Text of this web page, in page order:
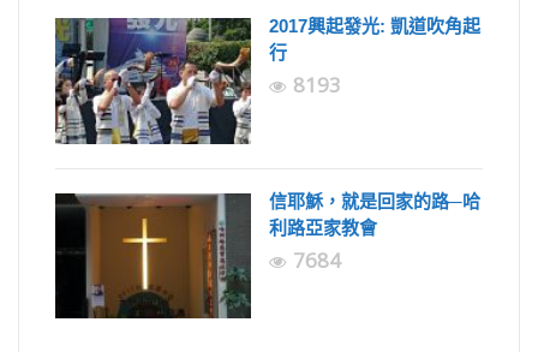
2017興起發光: 凱道吹角起
行
8193
信耶穌，就是回家的路─哈
利路亞家教會
7684